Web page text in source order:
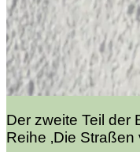
Der zweite Teil der
Reihe ‚Die Straßen